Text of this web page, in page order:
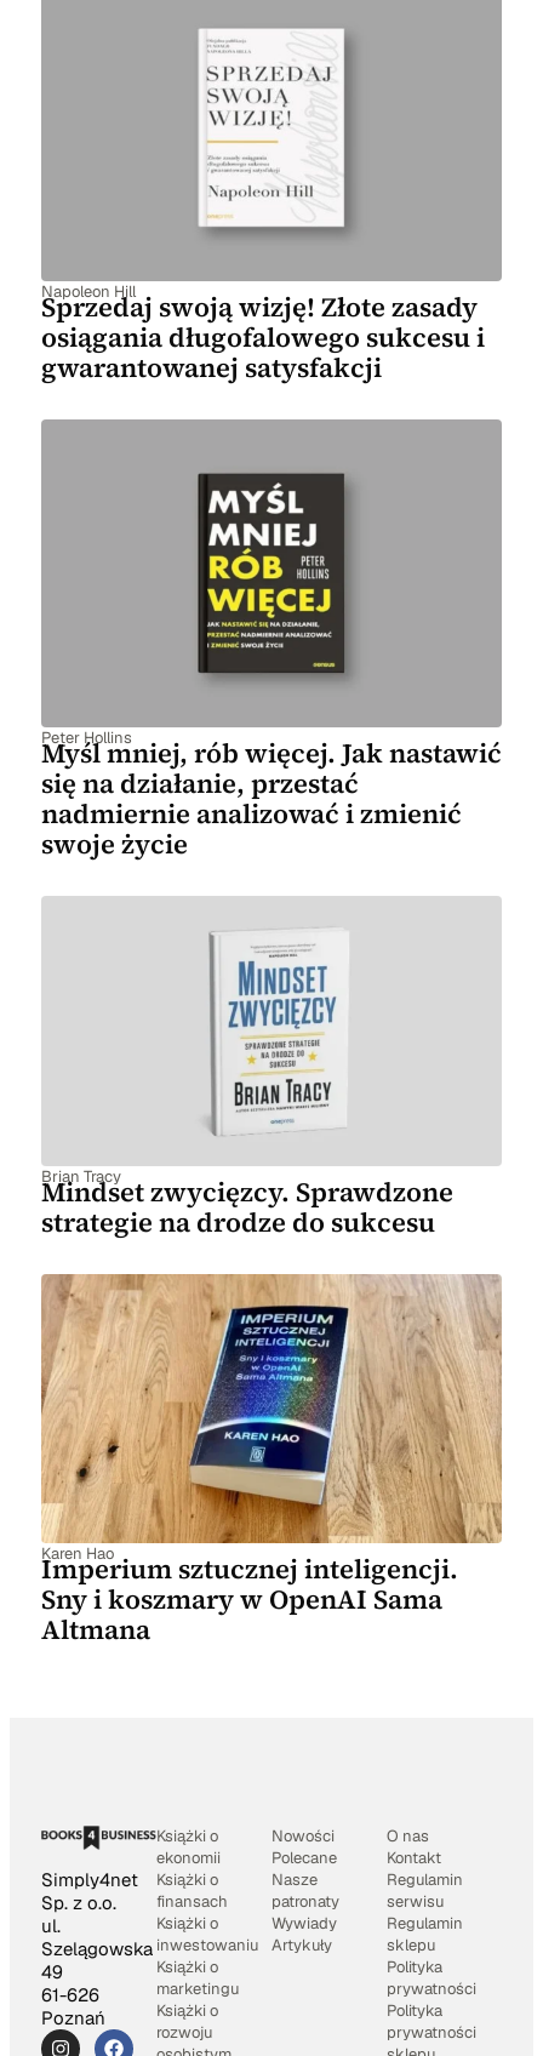
Napoleon Hill
Sprzedaj swoją wizję! Złote zasady
osiągania długofalowego sukcesu i
gwarantowanej satysfakcji
Peter Hollins
Myśl mniej, rób więcej. Jak nastawić
się na działanie, przestać
nadmiernie analizować i zmienić
swoje życie
Brian Tracy
Mindset zwycięzcy. Sprawdzone
strategie na drodze do sukcesu
Karen Hao
Imperium sztucznej inteligencji.
Sny i koszmary w OpenAI Sama
Altmana
Simply4net
Sp. z o.o.
ul.
Szelągowska
49
61-626
Poznań
Książki o
ekonomii
Książki o
finansach
Książki o
inwestowaniu
Książki o
marketingu
Książki o
rozwoju
Nowości
Polecane
Nasze
patronaty
Wywiady
Artykuły
O nas
Kontakt
Regulamin
serwisu
Regulamin
sklepu
Polityka
prywatności
Polityka
prywatności